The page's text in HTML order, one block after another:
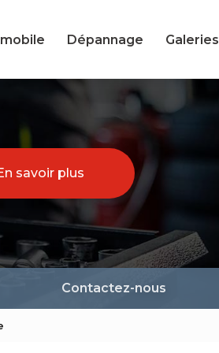
Dépannage Galeries
savoir plus
Contactez-nous